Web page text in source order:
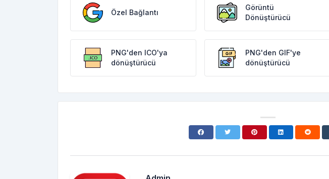
Özel Bağlantı
Görüntü
Dönüştürücü
PNG'den ICO'ya
dönüştürücü
PNG'den GIF'ye
dönüştürücü